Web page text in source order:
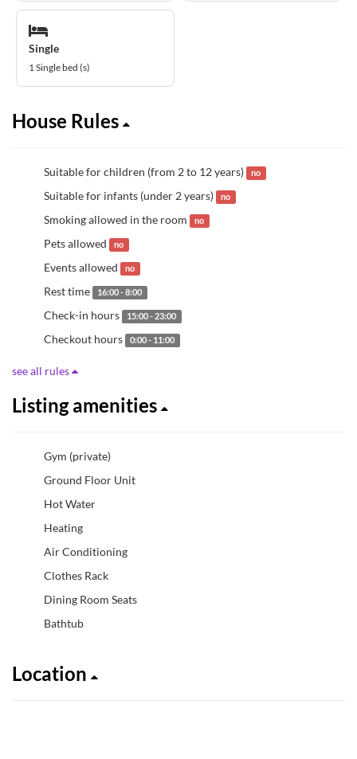
Single
1 Single bed (s)
House Rules
Suitable for children (from 2 to 12 years) no
Suitable for infants (under 2 years) no
Smoking allowed in the room no
Pets allowed no
Events allowed no
Rest time 16:00 - 8:00
Check-in hours 15:00 - 23:00
Checkout hours 0:00 - 11:00
see all rules
Listing amenities
Gym (private)
Ground Floor Unit
Hot Water
Heating
Air Conditioning
Clothes Rack
Dining Room Seats
Bathtub
Location